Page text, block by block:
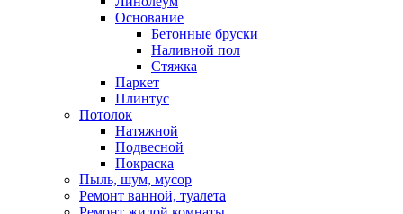
Основание
Бетонные бруски
Наливной пол
Стяжка
Паркет
Плинтус
Потолок
Натяжной
Подвесной
Покраска
Пыль, шум, мусор
Ремонт ванной, туалета